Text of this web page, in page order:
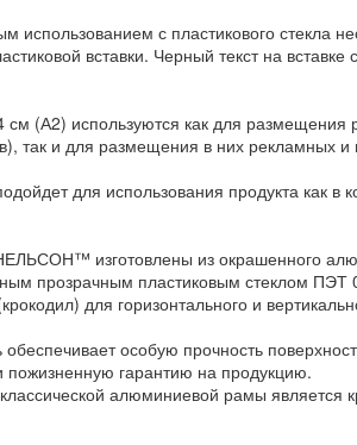
использованием с пластикового стекла
вставки. Черный текст на
(А2) используются как для размещения
так и для размещения в них
для использования продукта как в
изготовлены из окрашенного
прозрачным пластиковым стеклом
для горизонтального и
особую прочность
пожизненную гарантию на продукцию.
алюминиевой рамы является